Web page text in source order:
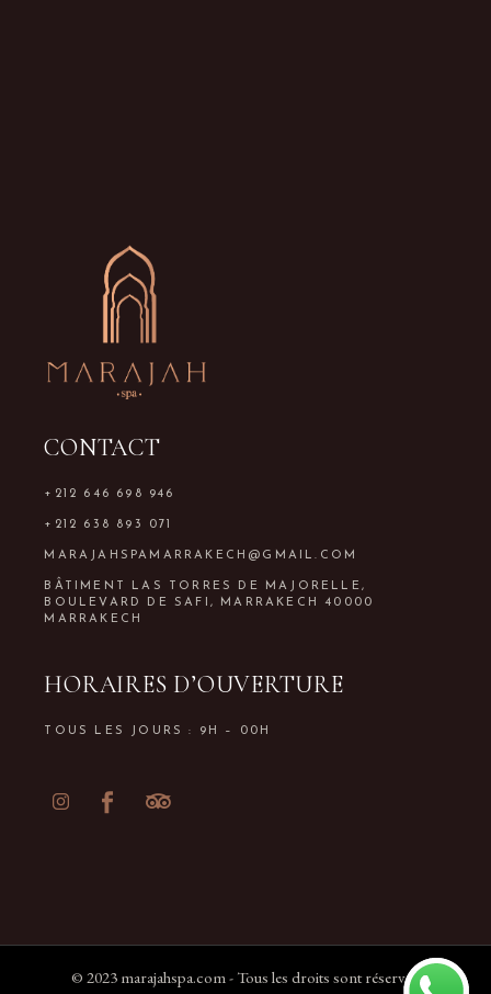
CONTACT
+212 646 698 946
+212 638 893 071
MARAJAHSPAMARRAKECH@GMAIL.COM
BÂTIMENT LAS TORRES DE MAJORELLE,
BOULEVARD DE SAFI, MARRAKECH 40000
MARRAKECH
HORAIRES D’OUVERTURE
TOUS LES JOURS : 9H – 00H
© 2023 marajahspa.com- Tous les droits sont réservés